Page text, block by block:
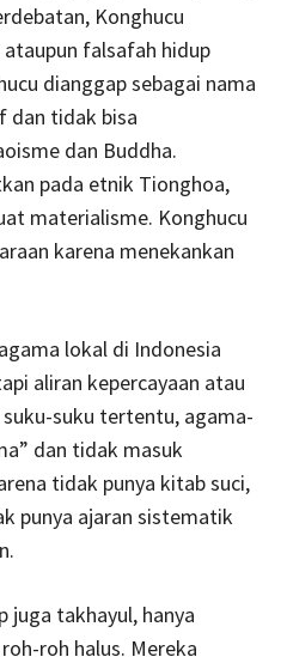
Konghucu
falsafah hidup
dianggap sebagai nama
dan tidak bisa
dan Buddha.
pada etnik Tionghoa,
materialisme. Konghucu
karena menekankan
lokal di Indonesia
aliran kepercayaan atau
suku tertentu, agama-
dan tidak masuk
tidak punya kitab suci,
punya ajaran sistematik
juga takhayul, hanya
roh halus. Mereka